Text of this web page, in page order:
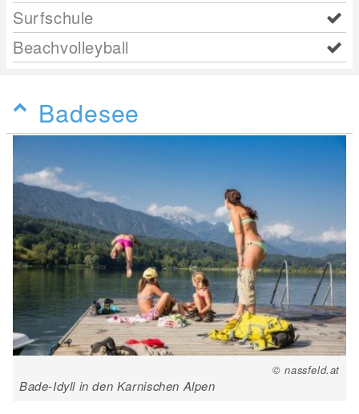
Surfschule
Beachvolleyball
Badesee
© nassfeld.at
Bade-Idyll in den Karnischen Alpen